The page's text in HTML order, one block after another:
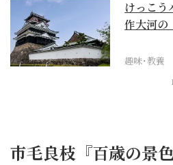
けっこう
作大河の
趣味･教養
市毛良枝『百歳の景